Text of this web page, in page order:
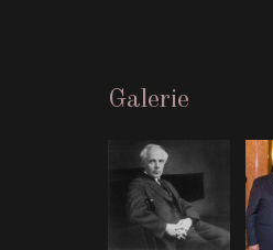
Galerie